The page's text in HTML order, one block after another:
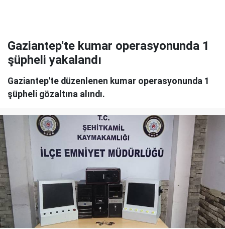
Gaziantep'te kumar operasyonunda 1
şüpheli yakalandı
Gaziantep'te düzenlenen kumar operasyonunda 1
şüpheli gözaltına alındı.